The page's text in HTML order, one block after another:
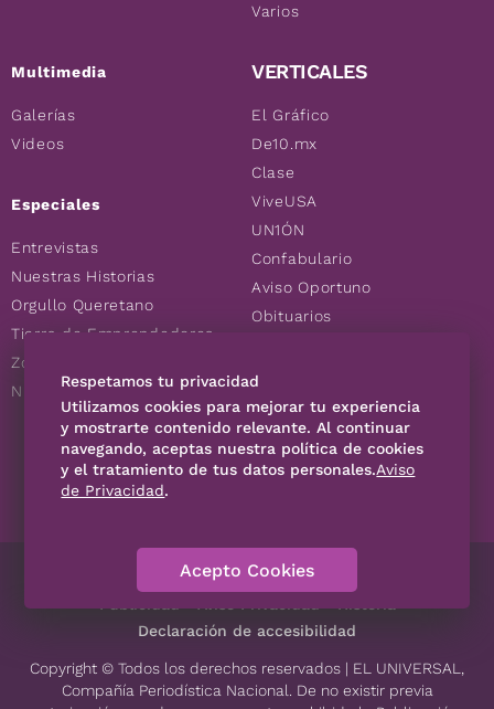
Multimedia
Galerías
Videos
Especiales
Entrevistas
Nuestras Historias
Orgullo Queretano
Tierra de Emprendedores
Zoociales
Nuevos Queretanos
Varios
VERTICALES
El Gráfico
De10.mx
Clase
ViveUSA
UN1ÓN
Confabulario
Aviso Oportuno
Obituarios
Consultas
SÍGUENOS
Contáctanos Código de Ética
Declaración de accesibilidad
Copyright © Todos los derechos reservados | EL UNIVERSAL,
Compañía Periodística Nacional. De no existir previa
Respetamos tu privacidad
Utilizamos cookies para mejorar tu experiencia
y mostrarte contenido relevante. Al continuar
navegando, aceptas nuestra política de cookies
y el tratamiento de tus datos personales.Aviso
de Privacidad.
Acepto Cookies